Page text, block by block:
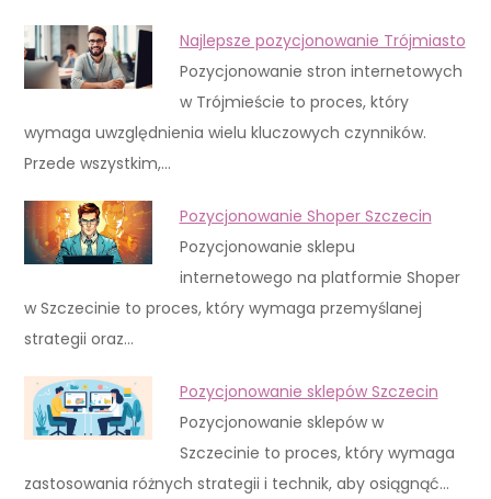
Najlepsze pozycjonowanie Trójmiasto
Pozycjonowanie stron internetowych
w Trójmieście to proces, który
wymaga uwzględnienia wielu kluczowych czynników.
Przede wszystkim,…
Pozycjonowanie Shoper Szczecin
Pozycjonowanie sklepu
internetowego na platformie Shoper
w Szczecinie to proces, który wymaga przemyślanej
strategii oraz…
Pozycjonowanie sklepów Szczecin
Pozycjonowanie sklepów w
Szczecinie to proces, który wymaga
zastosowania różnych strategii i technik, aby osiągnąć…